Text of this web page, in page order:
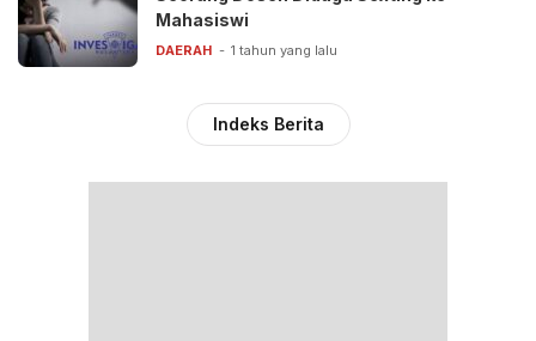
Mahasiswi
DAERAH 1 tahun yang lalu
Indeks Berita